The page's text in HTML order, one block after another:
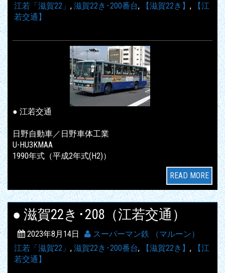
江若「滋賀22」 , 滋賀22き･200番台, 【滋賀22き】 ,
【江
若交通】
● 江若交通
日野自動車／日野車体工業
U-HU3KMAA
1990年式（平成2年式(H2)）
READ MORE
● 滋賀22き･208（江若交通）
2023年8月14日
スーパーマン鉄 （マルーン）
江若「滋賀22」 , 滋賀22き･200番台, 【滋賀22き】 ,
【江
若交通】